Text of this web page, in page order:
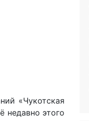
«Чукотская
недавно этого